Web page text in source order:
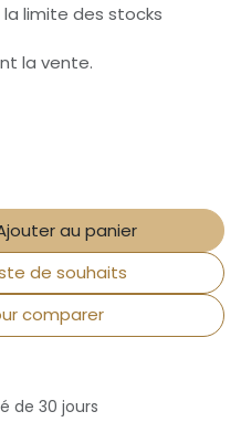
limite des stocks
la vente.
au panier
comparer
de souhaits
de 30 jours